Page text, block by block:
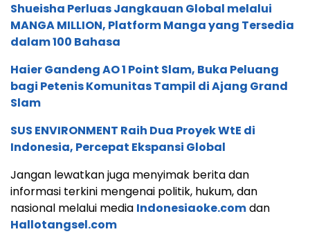
Shueisha Perluas Jangkauan Global melalui
MANGA MILLION, Platform Manga yang Tersedia
dalam 100 Bahasa
Haier Gandeng AO 1 Point Slam, Buka Peluang
bagi Petenis Komunitas Tampil di Ajang Grand
Slam
SUS ENVIRONMENT Raih Dua Proyek WtE di
Indonesia, Percepat Ekspansi Global
Jangan lewatkan juga menyimak berita dan
informasi terkini mengenai politik, hukum, dan
nasional melalui media Indonesiaoke.comdan
Hallotangsel.com